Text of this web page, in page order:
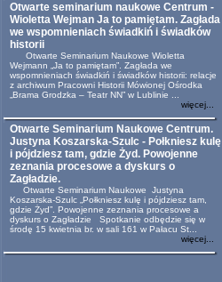
Otwarte seminarium naukowe Centrum -
Wioletta Wejman Ja to pamiętam. Zagłada
we wspomnieniach świadkiń i świadków
historii
Otwarte Seminarium Naukowe Wioletta
Wejmann „Ja to pamiętam”. Zagłada we
wspomnieniach świadkiń i świadków historii: relacje
z archiwum Pracowni Historii Mówionej Ośrodka
„Brama Grodzka – Teatr NN” w Lublinie ...
więcej...
Otwarte Seminarium Naukowe Centrum.
Justyna Koszarska-Szulc - Połkniesz kulę
i pójdziesz tam, gdzie Żyd. Powojenne
zeznania procesowe a dyskurs o
Zagładzie.
Otwarte Seminarium Naukowe Justyna
Koszarska-Szulc „Połkniesz kulę i pójdziesz tam,
gdzie Żyd”. Powojenne zeznania procesowe a
dyskurs o Zagładzie Spotkanie odbędzie się w
środę 15 kwietnia br. w sali 161 w Pałacu St...
więcej...